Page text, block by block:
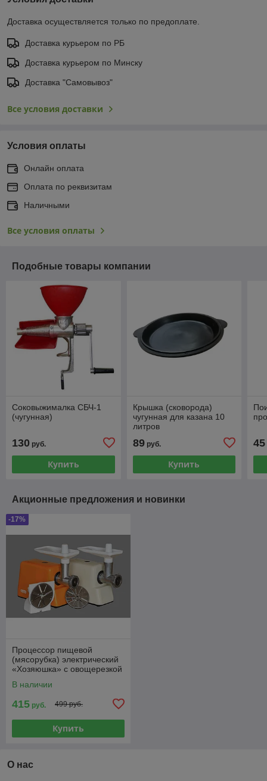
Доставка осуществляется только по предоплате.
Доставка курьером по РБ
Доставка курьером по Минску
Доставка "Самовывоз"
Все условия доставки
Условия оплаты
Онлайн оплата
Оплата по реквизитам
Наличными
Все условия оплаты
Подобные товары компании
Соковыжималка СБЧ-1
(чугунная)
130 руб.
Купить
Крышка (сковорода)
чугунная для казана 10
литров
89руб.
Купить
45
Акционные предложения и новинки
-17%
Процессор пищевой
(мясорубка) электрический
«Хозяюшка» с овощерезкой
В наличии
415 руб. 499 руб.
Купить
О нас